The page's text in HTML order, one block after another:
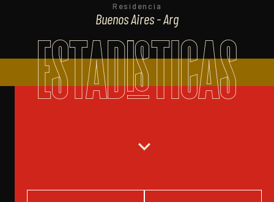
Residencia
Buenos Aires - Arg
ESTADISTICAS
expand_more